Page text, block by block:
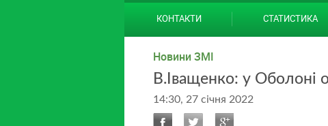
КОНТАКТИ СТАТИСТИКА
Новини ЗМІ
В.Іващенко: у Оболоні
14:30, 27 січня 2022